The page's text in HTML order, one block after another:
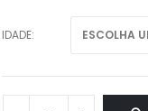
IDADE